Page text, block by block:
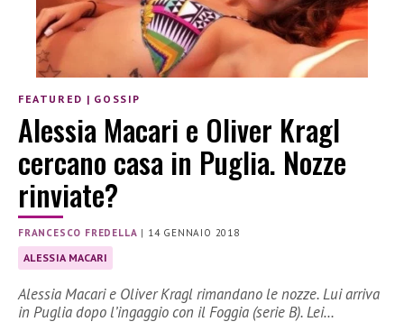
FEATURED | GOSSIP
Alessia Macari e Oliver Kragl
cercano casa in Puglia. Nozze
rinviate?
FRANCESCO FREDELLA | 14 GENNAIO 2018
ALESSIA MACARI
Alessia Macari e Oliver Kragl rimandano le nozze. Lui arriva
in Puglia dopo l’ingaggio con il Foggia (serie B). Lei…